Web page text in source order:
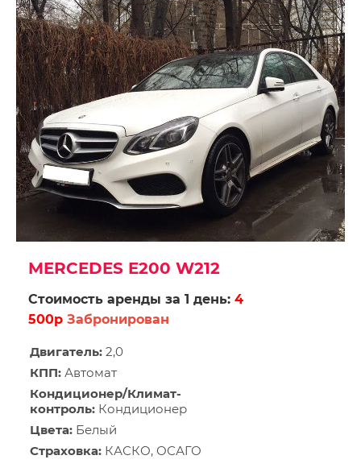
MERCEDES E200 W212
Стоимость аренды за 1 день: 4
500р Забронирован
Двигатель: 2,0
КПП: Автомат
Кондиционер/Климат-
контроль: Кондиционер
Цвета: Белый
Страховка: КАСКО, ОСАГО